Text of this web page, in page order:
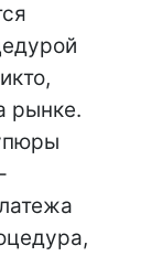
рынке.